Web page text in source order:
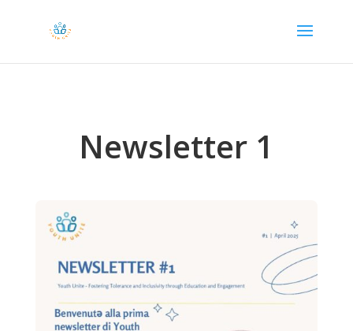
Newsletter 1